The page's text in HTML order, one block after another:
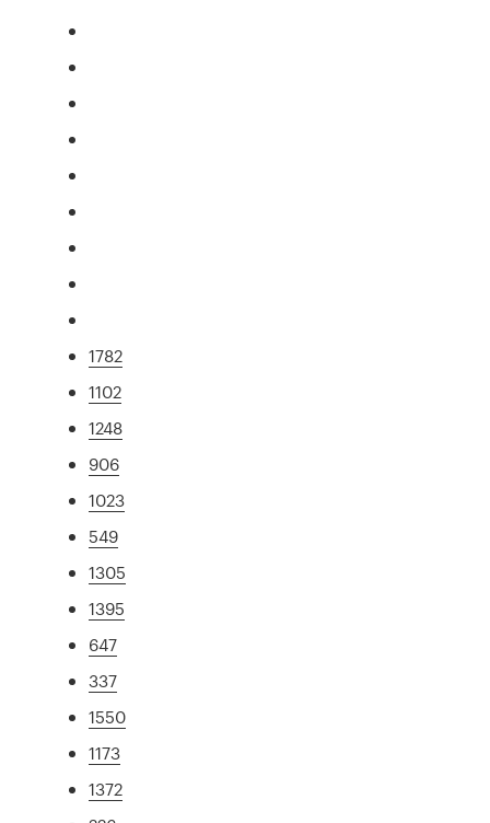
1782
1102
1248
906
1023
549
1305
1395
647
337
1550
1173
1372